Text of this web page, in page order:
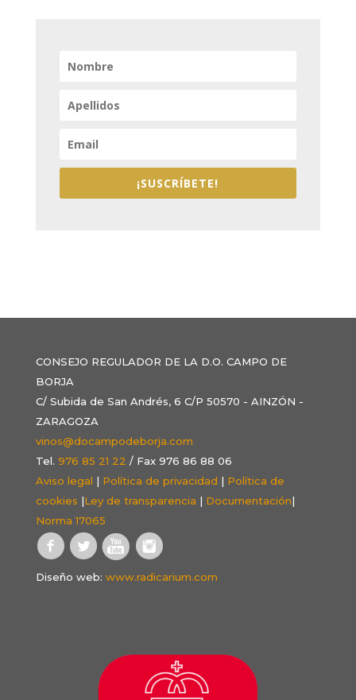
¡SUSCRÍBETE!
CONSEJO REGULADOR DE LA D.O. CAMPO DE
BORJA
C/ Subida de San Andrés, 6 C/P 50570 - AINZÓN -
ZARAGOZA
vinos@docampodeborja.com
Tel. 976 85 21 22 / Fax 976 86 88 06
Aviso legal | Política de privacidad | Política de
cookies |Ley de transparencia | Documentación|
Norma 17065
Diseño web: www.radicarium.com